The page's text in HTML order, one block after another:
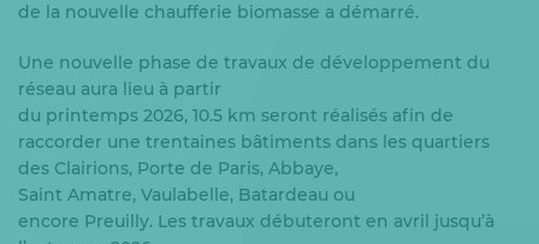
de la nouvelle chaufferie biomasse a démarré.
Une nouvelle phase de travaux de développement du
réseau aura lieu à partir
du printemps 2026, 10.5 km seront réalisés afin de
raccorder une trentaines bâtiments dans les quartiers
des Clairions, Porte de Paris, Abbaye,
Saint Amatre, Vaulabelle, Batardeau ou
encore Preuilly. Les travaux débuteront en avril jusqu’à